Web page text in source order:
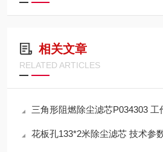
相关文章
RELATED ARTICLES
三角形阻燃除尘滤芯P034303 工
花板孔133*2米除尘滤芯 技术参